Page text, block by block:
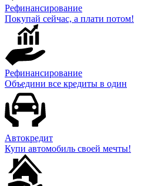
Рефинансирование
Покупай сейчас, а плати потом!
Рефинансирование
Объедини все кредиты в один
Автокредит
Купи автомобиль своей мечты!